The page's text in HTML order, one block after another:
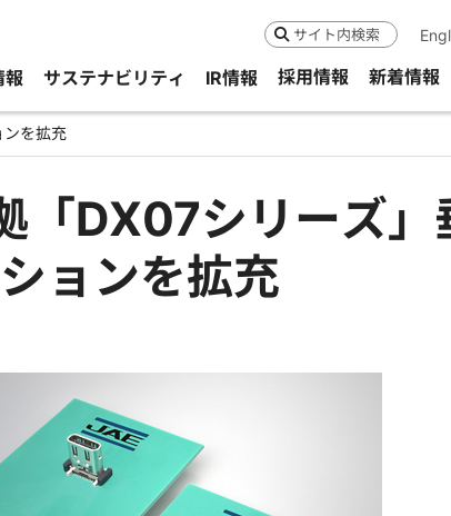
検索
報 サステナビリティ IR情報 採用情報 新着情報
を拡充
「DX07シリーズ」
ョンを拡充